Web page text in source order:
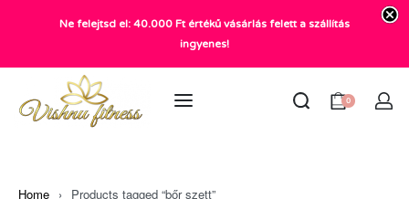
+36 20 372 2969
info@vishnu.hu
0
Home › Products tagged “bőr szett”
Ne felejtsd el: 40.000 Ft értékű vásárlás felett a szállítás
ingyenes!